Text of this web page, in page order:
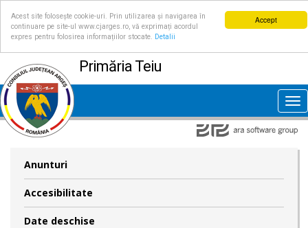
Accept
Acest site folosește cookie-uri. Prin utilizarea și navigarea în
continuare pe site-ul www.cjarges.ro, vă exprimați acordul
expres pentru folosirea informațiilor stocate.
Detalii
Primăria Teiu
Anunturi
Accesibilitate
Date deschise